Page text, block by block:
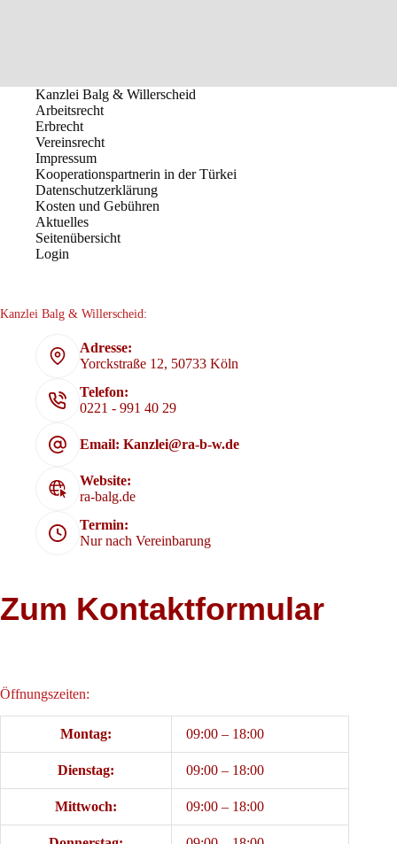
Kanzlei Balg & Willerscheid
Arbeitsrecht
Erbrecht
Vereinsrecht
Impressum
Kooperationspartnerin in der Türkei
Datenschutzerklärung
Kosten und Gebühren
Aktuelles
Seitenübersicht
Login
Kanzlei Balg & Willerscheid:
Adresse:
Yorckstraße 12, 50733 Köln
Telefon:
0221 - 991 40 29
Email: Kanzlei@ra-b-w.de
Website:
ra-balg.de
Termin:
Nur nach Vereinbarung
Zum Kontaktformular
Öffnungszeiten:
Montag: 09:00 – 18:00
Dienstag: 09:00 – 18:00
Mittwoch: 09:00 – 18:00